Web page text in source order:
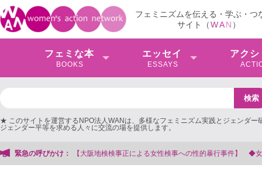
フェミニズムを伝える・学ぶ・つ
サイト（WAN ）
フェミな本
BOOKS
エッセイ
ESSAYS
アクシ
★ このサイトを運営するNPO法人WANは、多様なフェミニズム実践とジェンダー
ジェンダー平等を求める人々に交流の場を提供します。
緊急の呼びかけ：
女性検事への性的暴行事件】 ◆女性検事を支援する会事務局